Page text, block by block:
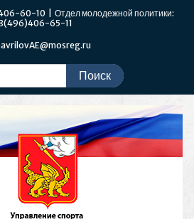
60-10 | Отдел молодежной политики:
65-11